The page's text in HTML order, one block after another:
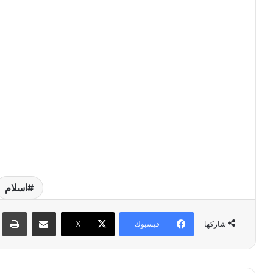
اسلام
شاركها فيسبوك ‫X